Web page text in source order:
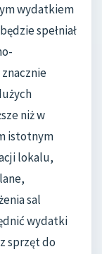
wydatkiem
spełniał
niż w
istotnym
lokalu,
sal
wydatki
sprzęt do